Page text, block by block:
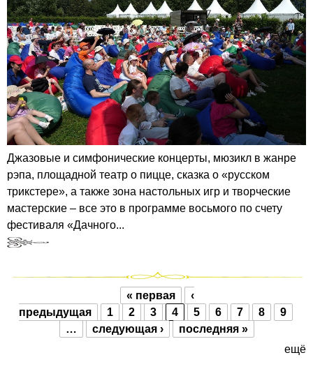
Джазовые и симфонические концерты, мюзикл в жанре
рэпа, площадной театр о пицце, сказка о «русском
трикстере», а также зона настольных игр и творческие
мастерские – все это в программе восьмого по счету
фестиваля «Дачного...
Страницы
« первая
‹
предыдущая
1 2 3 4 5 6 7 8
9
…
следующая ›
последняя »
ещё